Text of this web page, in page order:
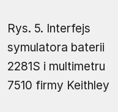
Rys. 5. Interfejs
symulatora baterii
2281S i multimetru
7510 firmy Keithley